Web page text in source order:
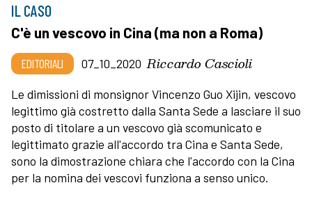
IL CASO
C'è un vescovo in Cina (ma non a Roma)
EDITORIALI 07_10_2020 Riccardo Cascioli
Le dimissioni di monsignor Vincenzo Guo Xijin, vescovo
legittimo già costretto dalla Santa Sede a lasciare il suo
posto di titolare a un vescovo già scomunicato e
legittimato grazie all'accordo tra Cina e Santa Sede,
sono la dimostrazione chiara che l'accordo con la Cina
per la nomina dei vescovi funziona a senso unico.